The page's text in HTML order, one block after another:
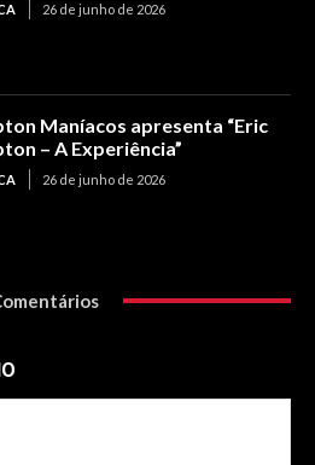
26 de junho de 2026
Maníacos apresenta “Eric
– A Experiência”
26 de junho de 2026